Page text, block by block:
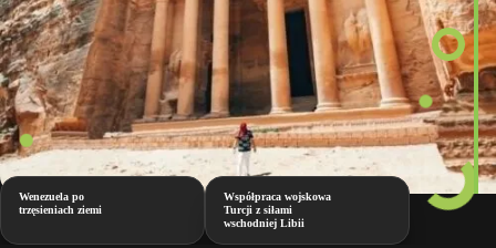
Wenezuela po
trzęsieniach ziemi
Współpraca wojskowa
Turcji z siłami
wschodniej Libii